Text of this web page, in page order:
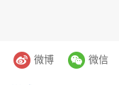
微博 微信